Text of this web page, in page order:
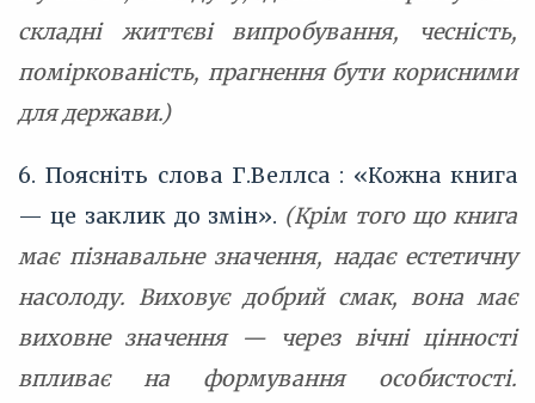
складні життєві випробування, чесність,
поміркованість, прагнення бути корисними
для держави.)
6. Поясніть слова Г.Веллса : «Кожна книга
— це заклик до змін». (Крім того що книга
має пізнавальне значення, надає естетичну
насолоду. Виховує добрий смак, вона має
виховне значення — через вічні цінності
впливає на формування особистості.